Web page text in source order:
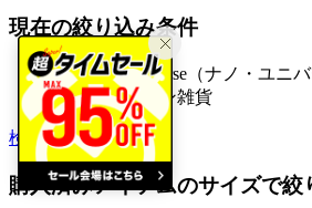
現在の絞り込み条件
NANO universe（ナノ・ユニ
ファッション雑貨
検索履歴から探す
購入済みアイテムのサイズで絞